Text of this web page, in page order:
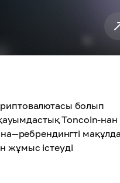
болып
Toncoin-нан
жұмыс істеуді